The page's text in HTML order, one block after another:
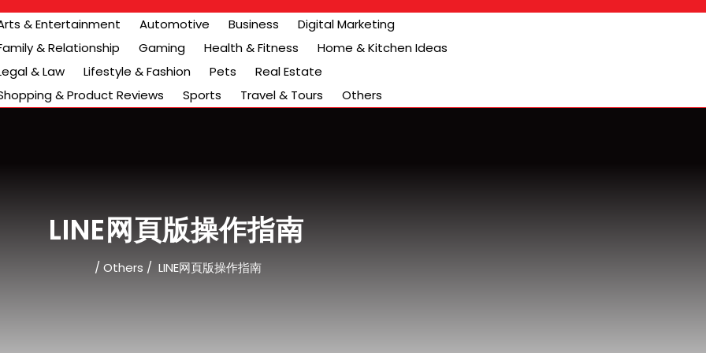
& Entertainment Automotive Business
Digital Marketing
& Relationship
Gaming Health & Fitness
Home & Kitchen Ideas
& Law
Lifestyle & Fashion Pets
Real Estate
& Product Reviews
Sports Travel & Tours Others
LINE网頁版操作指南
/ Others / LINE网頁版操作指南